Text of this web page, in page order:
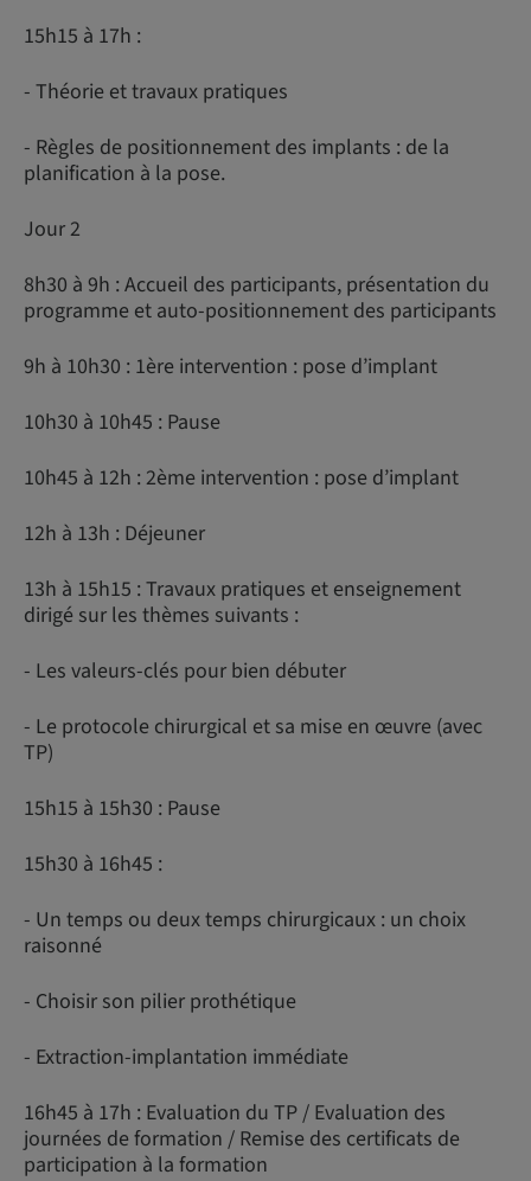
15h15 à 17h :
- Théorie et travaux pratiques
- Règles de positionnement des implants : de la
planification à la pose.
Jour 2
8h30 à 9h : Accueil des participants, présentation du
programme et auto-positionnement des participants
9h à 10h30 : 1ère intervention : pose d’implant
10h30 à 10h45 : Pause
10h45 à 12h : 2ème intervention : pose d’implant
12h à 13h : Déjeuner
13h à 15h15 : Travaux pratiques et enseignement
dirigé sur les thèmes suivants :
- Les valeurs-clés pour bien débuter
- Le protocole chirurgical et sa mise en œuvre (avec
TP)
15h15 à 15h30 : Pause
15h30 à 16h45 :
- Un temps ou deux temps chirurgicaux : un choix
raisonné
- Choisir son pilier prothétique
- Extraction-implantation immédiate
16h45 à 17h : Evaluation du TP / Evaluation des
journées de formation / Remise des certificats de
participation à la formation